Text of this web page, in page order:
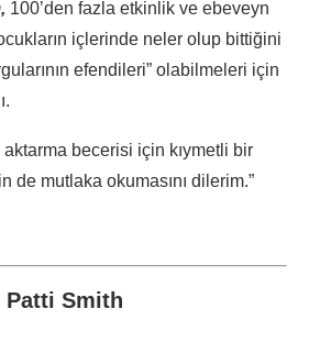
100’den fazla etkinlik ve ebeveyn
içlerinde neler olup bittiğini
efendileri” olabilmeleri için
becerisi için kıymetli bir
de mutlaka okumasını dilerim.”
Patti Smith